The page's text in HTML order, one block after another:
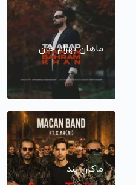
ماهان بهرام خان
ماکان بند